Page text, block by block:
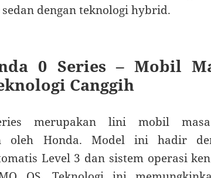
dengan teknologi hybrid.
0 Series – Mobil
Canggih
merupakan lini mobil
oleh Honda. Model ini hadir
Level 3 dan sistem operasi